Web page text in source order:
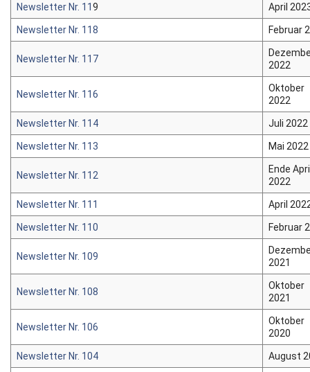
Newsletter Nr. 119 April
Newsletter Nr. 118 Februar
Newsletter Nr. 117
2022
Newsletter Nr. 116
Oktober
2022
Newsletter Nr. 114 Juli 2022
Newsletter Nr. 113 Mai 2022
Newsletter Nr. 112
Ende
2022
Newsletter Nr. 111 April
Newsletter Nr. 110 Februar
Newsletter Nr. 109
2021
Newsletter Nr. 108
Oktober
2021
Newsletter Nr. 106
Oktober
2020
Newsletter Nr. 104 August